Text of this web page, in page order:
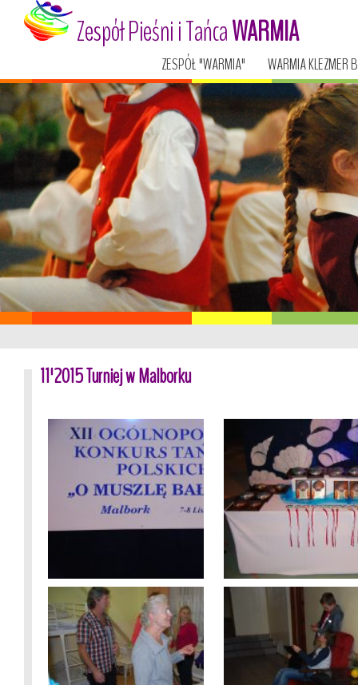
Zespół Pieśni i TańcaWARMIA
ZESPÓŁ "WARMIA" WARMIA KLEZMER
11'2015 Turniej w Malborku